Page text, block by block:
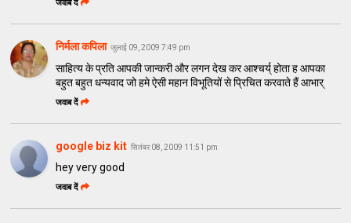
जवाब दें
निर्मला कपिला जुलाई 09, 2009 7:49 pm
साहित्य के प्रति आपकी जान्करी और लगन देख कर आश्चर्य् होता ह आपका
बहुत बहुत धन्यवाद जो हमे ऐसी महान विभूतियों से प्रिचित करवाते हैं आभार्
जवाब दें
google biz kit सितंबर 08, 2009 11:51 pm
hey very good
जवाब दें